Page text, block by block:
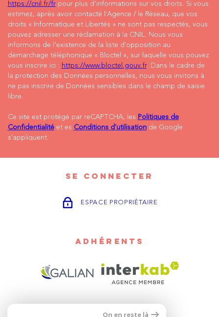
https://cnil.fr/frpour plus d’informations sur vos droits. Si vous
estimez, après avoir contacté l'Agence / le Réseau, que vos
droits « Informatique et Libertés » ne sont pas respectés, vous
pouvez adresser une réclamation à la CNIL. Nous vous
informons de l’existence de la liste d'opposition au
démarchage téléphonique « Bloctel », sur laquelle vous pouvez
vous inscrire ici : https://www.bloctel.gouv.fr. Dans le cadre de
la protection des Données personnelles, nous vous invitons à
ne pas inscrire de Données sensibles dans le champ de saisie
libre.
Ce site est protégé par reCAPTCHA, les Politiques de
Confidentialitéet es Conditions d'utilisationde Google
s'appliquent.
SE CONNECTER
ESPACE PROPRIÉTAIRE
ADHÉRENTS
On en reste là